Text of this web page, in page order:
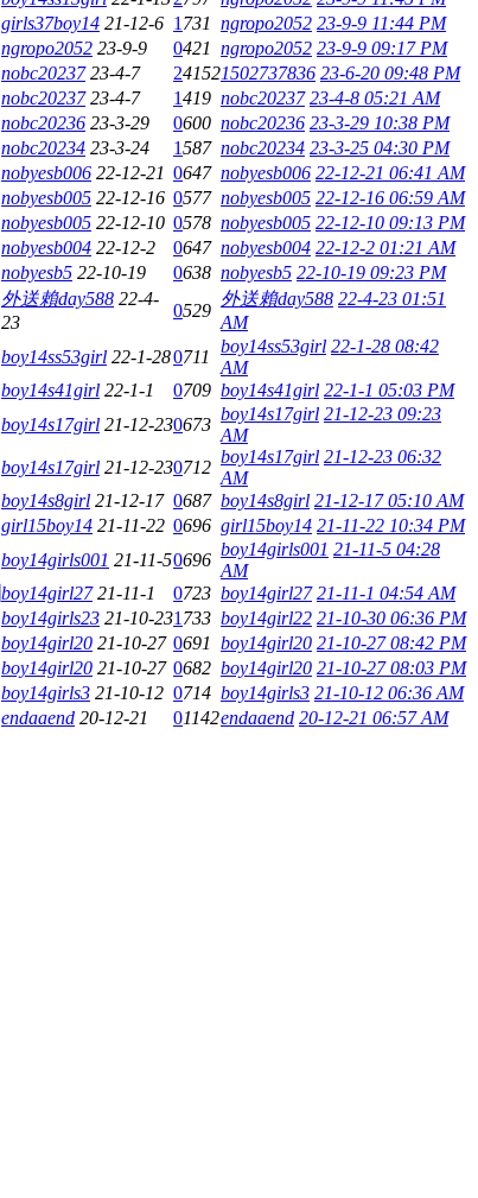
girls37boy14 21-12-6 1 731 ngropo2052 23-9-9 11:44 PM
ngropo2052 23-9-9 0421 ngropo2052 23-9-9 09:17 PM
nobc20237 23-4-7 241521502737836 23-6-20 09:48 PM
nobc20237 23-4-7 1419 nobc20237 23-4-8 05:21 AM
nobc20236 23-3-29 0600 nobc20236 23-3-29 10:38 PM
nobc20234 23-3-24 1587 nobc20234 23-3-25 04:30 PM
nobyesb006 22-12-21 0647 nobyesb006 22-12-21 06:41 AM
nobyesb005 22-12-16 0577 nobyesb005 22-12-16 06:59 AM
nobyesb005 22-12-10 0578 nobyesb005 22-12-10 09:13 PM
nobyesb004 22-12-2 0647 nobyesb004 22-12-2 01:21 AM
nobyesb5 22-10-19 0638 nobyesb5 22-10-19 09:23 PM
外送賴day588 22-4-
23
0529
外送賴day588 22-4-23 01:51
AM
boy14ss53girl 22-1-280711
boy14ss53girl 22-1-28 08:42
AM
boy14s41girl 22-1-1 0709 boy14s41girl 22-1-1 05:03 PM
boy14s17girl 21-12-230673
boy14s17girl 21-12-23 09:23
AM
boy14s17girl 21-12-230712
boy14s17girl 21-12-23 06:32
AM
boy14s8girl 21-12-17 0687 boy14s8girl 21-12-17 05:10 AM
girl15boy14 21-11-22 0696 girl15boy14 21-11-22 10:34 PM
boy14girls001 21-11-50696
boy14girls001 21-11-5 04:28
AM
boy14girl27 21-11-1 0723 boy14girl27 21-11-1 04:54 AM
boy14girls23 21-10-231 733 boy14girl22 21-10-30 06:36 PM
boy14girl20 21-10-27 0691 boy14girl20 21-10-27 08:42 PM
boy14girl20 21-10-27 0682 boy14girl20 21-10-27 08:03 PM
boy14girls3 21-10-12 0714 boy14girls3 21-10-12 06:36 AM
endaaend 20-12-21 01142endaaend 20-12-21 06:57 AM